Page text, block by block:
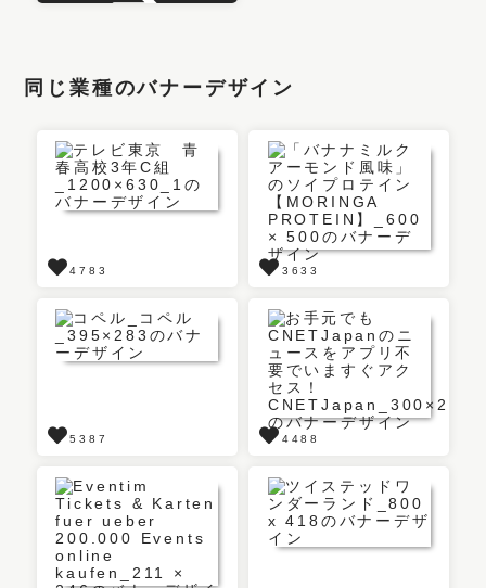
同じ業種のバナーデザイン
4783 3633
5387 4488